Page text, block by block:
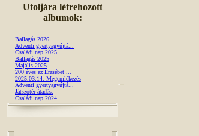
Utoljára létrehozott
albumok:
Ballagás 2026.
Adventi gyertyagyújtá...
Családi nap 2025.
Ballagás 2025
Majális 2025
200 éves az Erzsébet ...
2025.03.14. Megemlékezés
Adventi gyertyagyújtá...
Játszótér átadás.
Családi nap 2024.